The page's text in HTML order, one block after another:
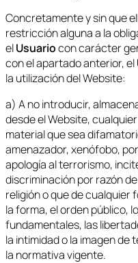
Concretamente y sin que
restricción alguna a la
elUsuariocon carácter
con el apartado anterior, el
la utilización del Website:
a) A no introducir,
desde el Website,
material que sea
amenazador, xenófobo,
apología al terrorismo,
discriminación por razón
religión o que de
la forma, el orden público,
fundamentales, las
la intimidad o la imagen de
la normativa vigente.